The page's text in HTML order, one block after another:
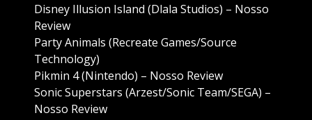
Disney Illusion Island (Dlala Studios) – Nosso
Review
Party Animals (Recreate Games/Source
Technology)
Pikmin 4 (Nintendo) – Nosso Review
Sonic Superstars (Arzest/Sonic Team/SEGA) –
Nosso Review